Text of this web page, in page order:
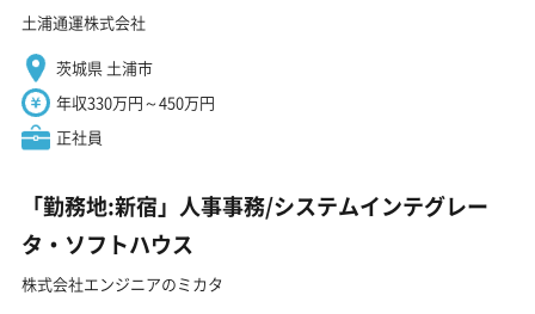
土浦通運株式会社
茨城県 土浦市
年収330万円～450万円
正社員
「勤務地:新宿」人事事務/システムインテグレー
タ・ソフトハウス
株式会社エンジニアのミカタ